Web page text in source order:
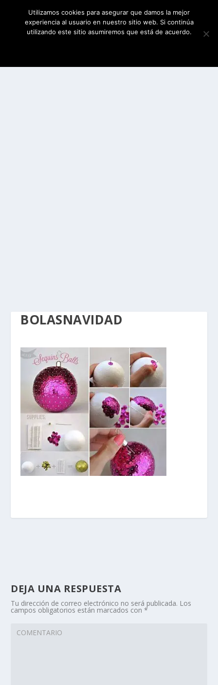
BOLASNAVIDAD
DEJA UNA RESPUESTA
Tu dirección de correo electrónico no será publicada. Los
campos obligatorios están marcados con*
Utilizamos cookies para asegurar que damos la mejor
experiencia al usuario en nuestro sitio web. Si continúa
utilizando este sitio asumiremos que está de acuerdo.